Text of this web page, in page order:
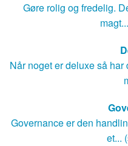
Gøre rolig og fredelig.
Når noget er deluxe så
Governance er den
et...